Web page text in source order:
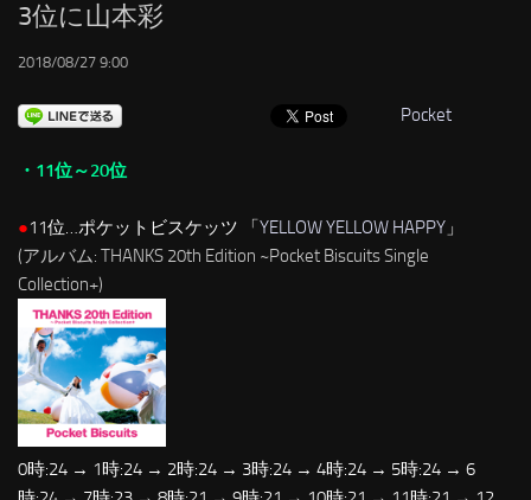
3位に山本彩
2018/08/27 9:00
Pocket
・11位～20位
●11位…ポケットビスケッツ 「YELLOW YELLOW HAPPY 」
(アルバム: THANKS 20th Edition ~Pocket Biscuits Single
Collection+)
0時:24 → 1時:24 → 2時:24 → 3時:24 → 4時:24 → 5時:24 → 6